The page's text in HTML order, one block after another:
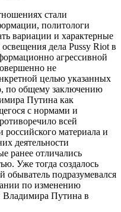
стали
политологи
вариации и характерные
дела Pussy Riot в
агрессивной
не
целью указанных
по общему заключению
Путина как
с нормами и
всей
материала и
деятельности
ранее отличались
Уже тогда создалось
обыватель подразумевался
по изменению
Владимира Путина в